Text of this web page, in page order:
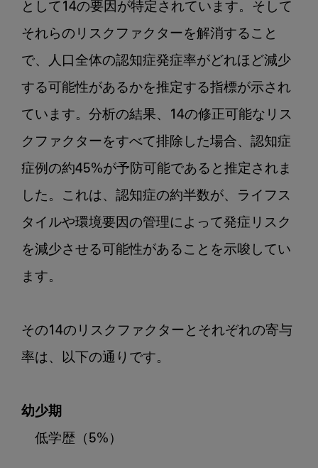
として14の要因が特定されています。そして
それらのリスクファクターを解消すること
で、人口全体の認知症発症率がどれほど減少
する可能性があるかを推定する指標が示され
ています。分析の結果、14の修正可能なリス
クファクターをすべて排除した場合、認知症
症例の約45%が予防可能であると推定されま
した。これは、認知症の約半数が、ライフス
タイルや環境要因の管理によって発症リスク
を減少させる可能性があることを示唆してい
ます。
その14のリスクファクターとそれぞれの寄与
率は、以下の通りです。
幼少期
低学歴（5%）